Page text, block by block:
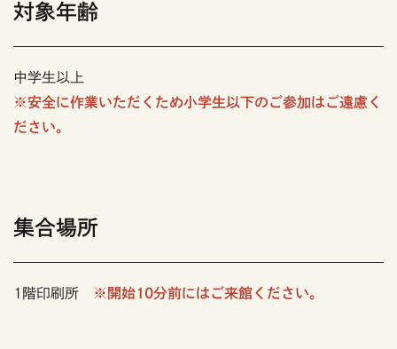
対象年齢
中学生以上
※安全に作業いただくため小学生以下のご参加はご遠慮く
ださい。
集合場所
1階印刷所 ※開始10分前にはご来館ください。